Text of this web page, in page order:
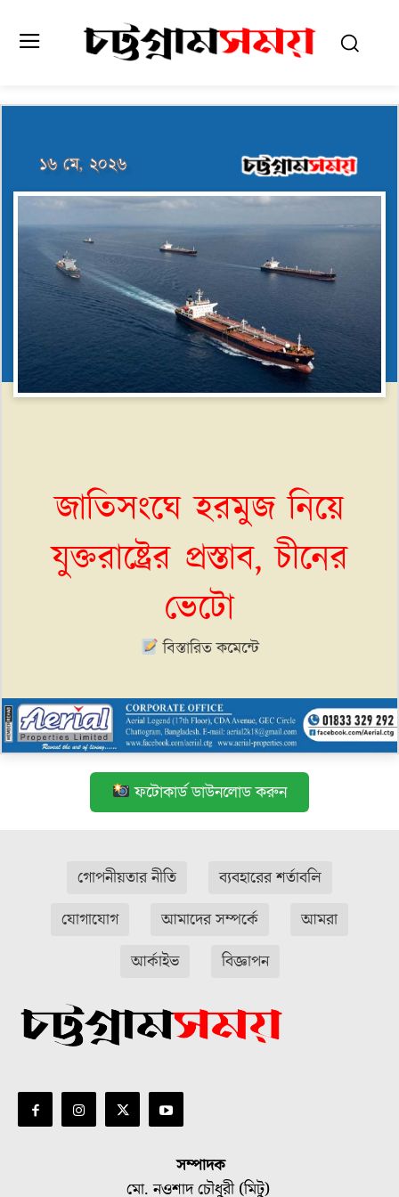
১৬ মে, ২০২৬
জাতিসংঘে হরমুজ নিয়ে
যুক্তরাষ্ট্রের প্রস্তাব, চীনের
ভেটো
বিস্তারিত কমেন্টে
ফটোকার্ড ডাউনলোড করুন
গোপনীয়তার নীতি
ব্যবহারের শর্তাবলি
যোগাযোগ
আমাদের সম্পর্কে
আমরা
আর্কাইভ
বিজ্ঞাপন
সম্পাদক
মো. নওশাদ চৌধুরী (মিটু)